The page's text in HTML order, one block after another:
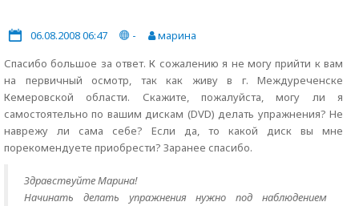
06.08.2008 06:47 -
марина
Спасибо большое за ответ. К сожалению я не могу прийти к вам
на первичный осмотр, так как живу в г. Междуреченске
Кемеровской области. Скажите, пожалуйста, могу ли я
самостоятельно по вашим дискам (DVD) делать упражнения? Не
наврежу ли сама себе? Если да, то какой диск вы мне
порекомендуете приобрести? Заранее спасибо.
Здравствуйте Марина!
Начинать делать упражнения нужно под наблюдением